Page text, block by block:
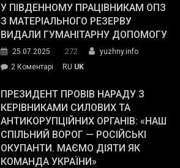
завойовує
симпатії
виборців
The
Street
Journal.
У ПІВДЕННОМУ ПРАЦІВНИКАМ ОПЗ
З МАТЕРІАЛЬНОГО РЕЗЕРВУ
ВИДАЛИ ГУМАНІТАРНУ ДОПОМОГУ
25.07.2025 272
yuzhny.info
2 Коментарі
Південному
працівникам
ОПЗ
з
матеріального
резерву
RU UK
ПРЕЗИДЕНТ ПРОВІВ НАРАДУ З
КЕРІВНИКАМИ СИЛОВИХ ТА
АНТИКОРУПЦІЙНИХ ОРГАНІВ: «НАШ
СПІЛЬНИЙ ВОРОГ — РОСІЙСЬКІ
ОКУПАНТИ. МАЄМО ДІЯТИ ЯК
КОМАНДА УКРАЇНИ»